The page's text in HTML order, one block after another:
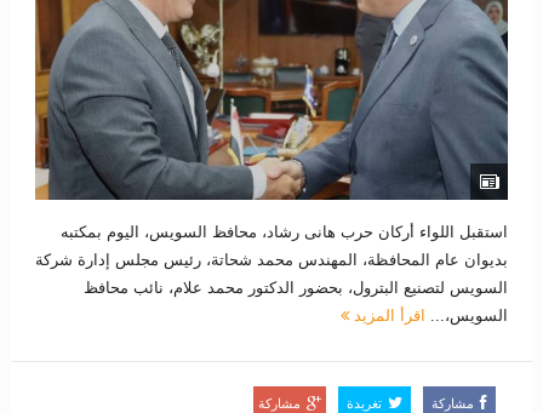
استقبل اللواء أركان حرب هانى رشاد، محافظ السويس، اليوم بمكتبه
بديوان عام المحافظة، المهندس محمد شحاتة، رئيس مجلس إدارة شركة
السويس لتصنيع البترول، بحضور الدكتور محمد علام، نائب محافظ
السويس،... اقرأ المزيد
مشاركة تغريدة مشاركة